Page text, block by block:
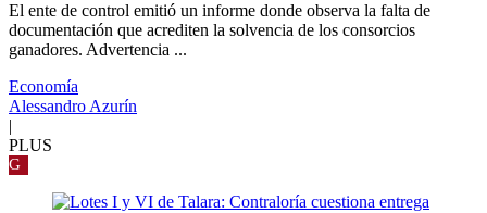
El ente de control emitió un informe donde observa la falta de
documentación que acrediten la solvencia de los consorcios
ganadores. Advertencia ...
Economía
Alessandro Azurín
|
PLUS
G